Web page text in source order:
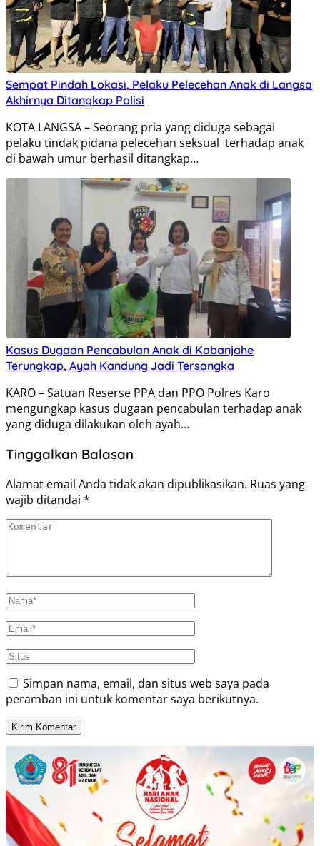
Sempat Pindah Lokasi, Pelaku Pelecehan Anak di Langsa
Akhirnya Ditangkap Polisi
KOTA LANGSA – Seorang pria yang diduga sebagai
pelaku tindak pidana pelecehan seksual terhadap anak
di bawah umur berhasil ditangkap…
Kasus Dugaan Pencabulan Anak di Kabanjahe
Terungkap, Ayah Kandung Jadi Tersangka
KARO – Satuan Reserse PPA dan PPO Polres Karo
mengungkap kasus dugaan pencabulan terhadap anak
yang diduga dilakukan oleh ayah…
Tinggalkan Balasan
Alamat email Anda tidak akan dipublikasikan. Ruas yang
wajib ditandai *
Simpan nama, email, dan situs web saya pada
peramban ini untuk komentar saya berikutnya.